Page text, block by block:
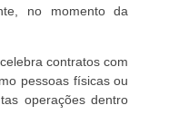
no momento da
contratos com
pessoas físicas ou
operações dentro